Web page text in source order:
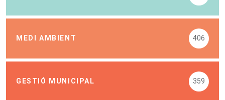
MEDI AMBIENT 406
GESTIÓ MUNICIPAL 359